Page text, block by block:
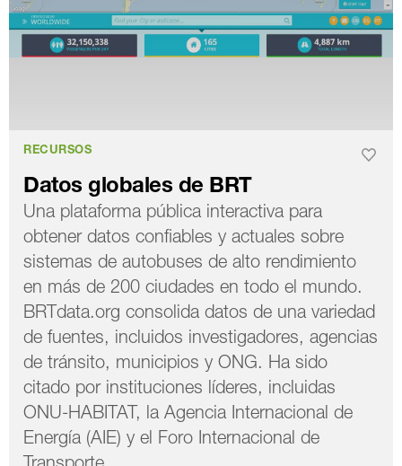
RECURSOS
Datos globales de BRT
Una plataforma pública interactiva para
obtener datos confiables y actuales sobre
sistemas de autobuses de alto rendimiento
en más de 200 ciudades en todo el mundo.
BRTdata.org consolida datos de una variedad
de fuentes, incluidos investigadores, agencias
de tránsito, municipios y ONG. Ha sido
citado por instituciones líderes, incluidas
ONU-HABITAT, la Agencia Internacional de
Energía (AIE) y el Foro Internacional de